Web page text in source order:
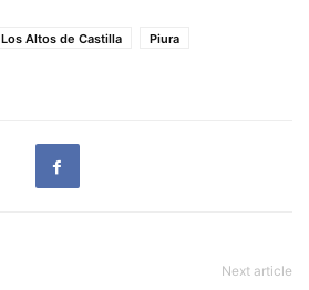
Los Altos de Castilla
Piura
Next article